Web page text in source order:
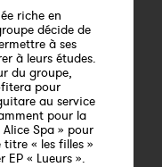
riche en
décide de
à ses
à leurs études.
du groupe,
pour
au service
pour la
Spa » pour
« les filles »
EP « Lueurs ».